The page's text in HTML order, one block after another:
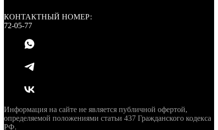
КОНТАКТНЫЙ НОМЕР:
72-05-77
Информация на сайте не является публичной офертой,
определяемой положениями статьи 437 Гражданского кодекса
РФ.